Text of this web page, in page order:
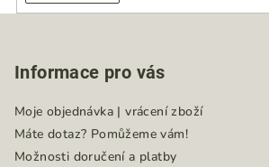
p
Informace pro vás
Moje objednávka | vrácení zboží
Máte dotaz? Pomůžeme vám!
Možnosti doručení a platby